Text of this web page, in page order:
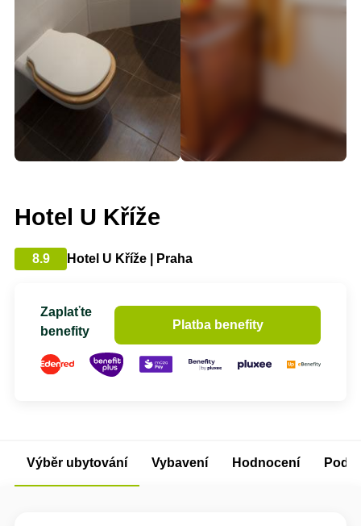
Hotel U Kříže
8.9 Hotel U Kříže | Praha
Zaplaťte
benefity
Platba benefity
Výběr ubytování Vybavení Hodnocení